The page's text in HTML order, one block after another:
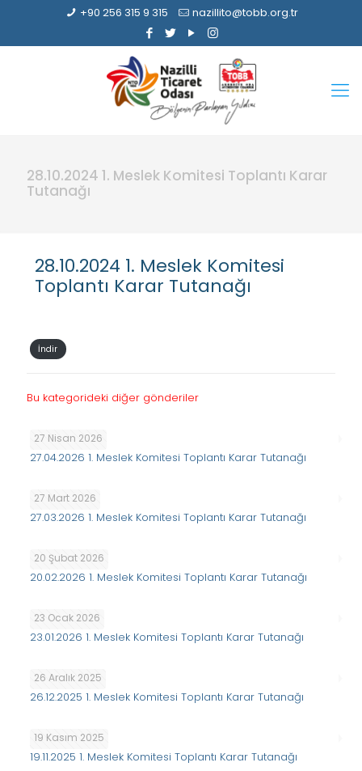
+90 256 315 9 315 nazillito@tobb.org.tr
28.10.2024 1. Meslek Komitesi Toplantı Karar
Tutanağı
28.10.2024 1. Meslek Komitesi
Toplantı Karar Tutanağı
İndir
Bu kategorideki diğer gönderiler
27 Nisan 2026
27.04.2026 1. Meslek Komitesi Toplantı Karar Tutanağı
27 Mart 2026
27.03.2026 1. Meslek Komitesi Toplantı Karar Tutanağı
20 Şubat 2026
20.02.2026 1. Meslek Komitesi Toplantı Karar Tutanağı
23 Ocak 2026
23.01.2026 1. Meslek Komitesi Toplantı Karar Tutanağı
26 Aralık 2025
26.12.2025 1. Meslek Komitesi Toplantı Karar Tutanağı
19 Kasım 2025
19.11.2025 1. Meslek Komitesi Toplantı Karar Tutanağı